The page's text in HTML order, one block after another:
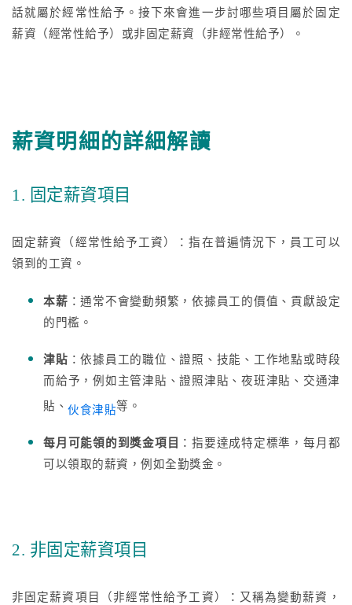
話就屬於經常性給予。接下來會進一步討哪些項目屬於固定
薪資（經常性給予）或非固定薪資（非經常性給予）。
薪資明細的詳細解讀
1. 固定薪資項目
固定薪資（經常性給予工資）：指在普遍情況下，員工可以
領到的工資。
本薪 ：通常不會變動頻繁，依據員工的價值、貢獻設定
的門檻。
津貼 ：依據員工的職位、證照、技能、工作地點或時段
而給予，例如主管津貼、證照津貼、夜班津貼、交通津
貼、 伙食津貼等。
每月可能領的到獎金項目 ：指要達成特定標準，每月都
可以領取的薪資，例如全勤獎金。
2. 非固定薪資項目
非固定薪資項目（非經常性給予工資）：又稱為變動薪資，